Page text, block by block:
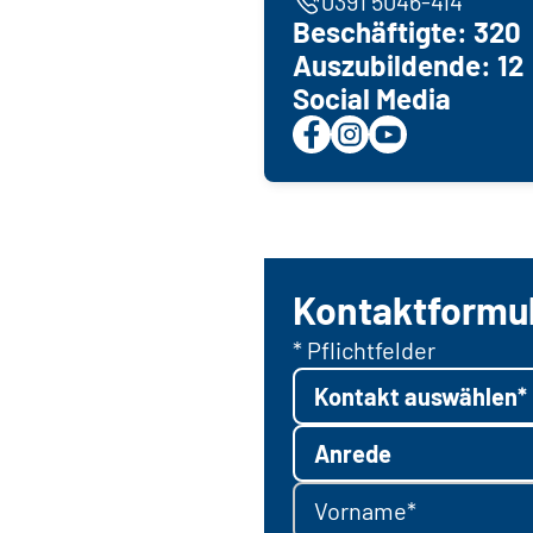
Beschäftigte: 320
Auszubildende: 12
Social Media
* Pflichtfelder
Kontakt auswählen*
Anrede
Vorname*